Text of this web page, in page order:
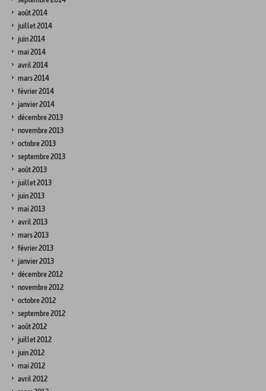
août 2014
juillet 2014
juin 2014
mai 2014
avril 2014
mars 2014
février 2014
janvier 2014
décembre 2013
novembre 2013
octobre 2013
septembre 2013
août 2013
juillet 2013
juin 2013
mai 2013
avril 2013
mars 2013
février 2013
janvier 2013
décembre 2012
novembre 2012
octobre 2012
septembre 2012
août 2012
juillet 2012
juin 2012
mai 2012
avril 2012